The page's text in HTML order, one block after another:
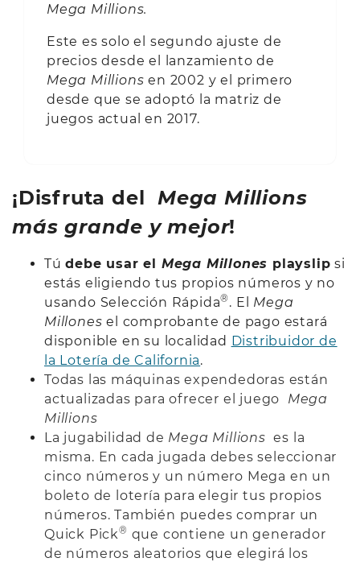
Mega Millions.
Este es solo el segundo ajuste de
precios desde el lanzamiento de
Mega Millions en 2002 y el primero
desde que se adoptó la matriz de
juegos actual en 2017.
¡Disfruta del Mega Millions
más grande y mejor!
Túdebe usar el Mega Millones playslip si
estás eligiendo tus propios números y no
usando Selección Rápida® . El Mega
Millones el comprobante de pago estará
disponible en su localidad Distribuidor de
la Lotería de California.
Todas las máquinas expendedoras están
actualizadas para ofrecer el juego
Mega
Millions
La jugabilidad de Mega Millions es la
misma. En cada jugada debes seleccionar
cinco números y un número Mega en un
boleto de lotería para elegir tus propios
números. También puedes comprar un
Quick Pick® que contiene un generador
de números aleatorios que elegirá los